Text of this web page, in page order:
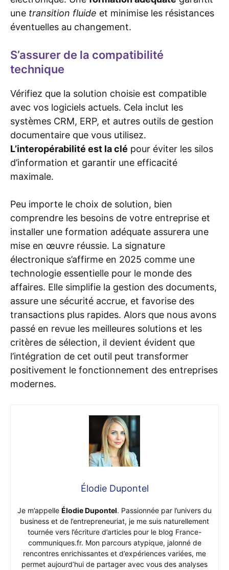
une transition fluide et minimise les résistances
éventuelles au changement.
S’assurer de la compatibilité
technique
Vérifiez que la solution choisie est compatible
avec vos logiciels actuels. Cela inclut les
systèmes CRM, ERP, et autres outils de gestion
documentaire que vous utilisez.
L’interopérabilité est la clé pour éviter les silos
d’information et garantir une efficacité
maximale.
Peu importe le choix de solution, bien
comprendre les besoins de votre entreprise et
installer une formation adéquate assurera une
mise en œuvre réussie. La signature
électronique s’affirme en 2025 comme une
technologie essentielle pour le monde des
affaires. Elle simplifie la gestion des documents,
assure une sécurité accrue, et favorise des
transactions plus rapides. Alors que nous avons
passé en revue les meilleures solutions et les
critères de sélection, il devient évident que
l’intégration de cet outil peut transformer
positivement le fonctionnement des entreprises
modernes.
Élodie Dupontel
Je m’appelle Élodie Dupontel. Passionnée par l’univers du
business et de l’entrepreneuriat, je me suis naturellement
tournée vers l’écriture d’articles pour le blog France-
communiques.fr. Mon parcours atypique, jalonné de
rencontres enrichissantes et d’expériences variées, me
permet aujourd’hui de partager avec vous des analyses